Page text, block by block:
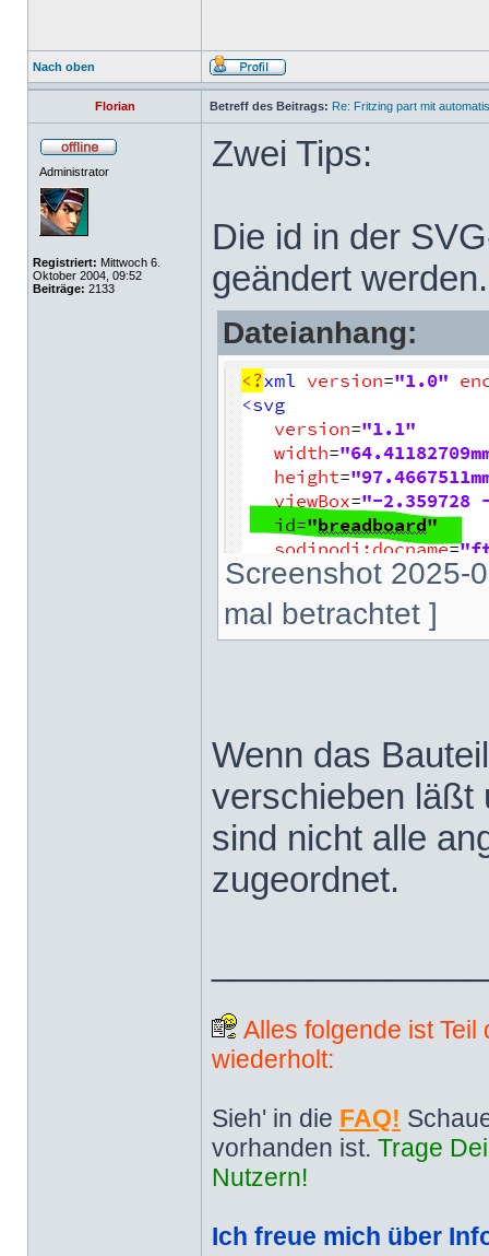
Nach oben
Florian Betreff des Beitrags: Re: Fritzing part mit
Administrator
Registriert: Mittwoch 6.
Oktober 2004, 09:52
Beiträge: 2133
Zwei Tips:
Die id in der
geändert
Dateianhang:
Screenshot 2025-
mal betrachtet ]
Wenn das
verschieben läßt
sind nicht alle
zugeordnet.
Alles folgende ist
wiederholt:
Sieh' in die FAQ!
vorhanden ist. Trage
Nutzern!
Ich freue mich über